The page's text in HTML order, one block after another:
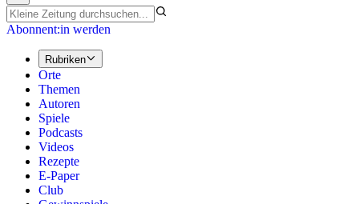
Abonnent:in werden
Rubriken
Orte
Themen
Autoren
Spiele
Podcasts
Videos
Rezepte
E-Paper
Club